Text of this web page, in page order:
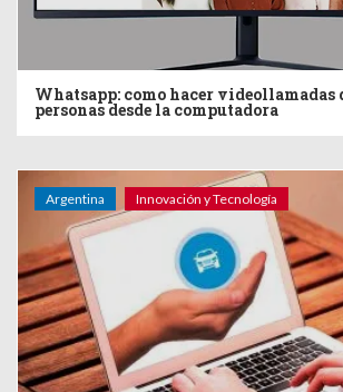
Whatsapp: como hacer videollamadas
personas desde la computadora
Argentina Innovación y Tecnología